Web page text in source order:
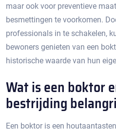
maar ook voor preventieve
besmettingen te voorkomen.​
professionals in te schakelen,
bewoners genieten van een
historische waarde van hun
Wat is een boktor
bestrijding
Een boktor is een